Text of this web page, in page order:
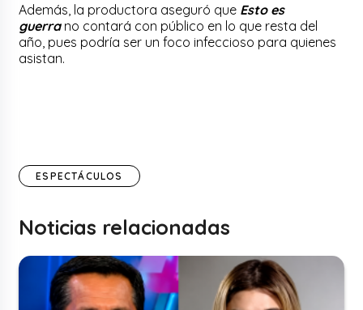
Además, la productora aseguró que Esto es
guerra no contará con público en lo que resta del
año, pues podría ser un foco infeccioso para quienes
asistan.
ESPECTÁCULOS
Noticias relacionadas